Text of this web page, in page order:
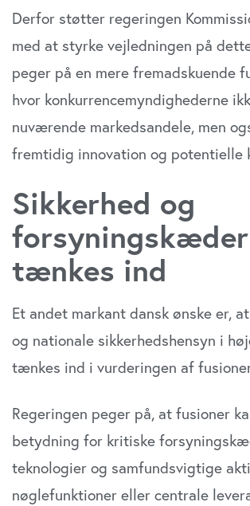
Derfor støtter regeringen
med at styrke vejledningen på
peger på en mere fremadskuende
hvor konkurrencemyndighederne
nuværende markedsandele, men
fremtidig innovation og potentielle
Sikkerhed og
tænkes ind
Et andet markant dansk ønske er,
og nationale sikkerhedshensyn i
tænkes ind i vurderingen af
Regeringen peger på, at fusioner
betydning for kritiske
teknologier og samfundsvigtige
nøglefunktioner eller centrale